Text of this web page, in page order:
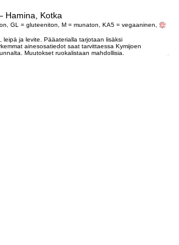
Hamina, Kotka
GL = gluteeniton, M = munaton, KA5 = vegaaninen,
leipä ja levite. Pääaterialla tarjotaan lisäksi
ainesosatiedot saat tarvittaessa Kymijoen
Muutokset ruokalistaan mahdollisia.